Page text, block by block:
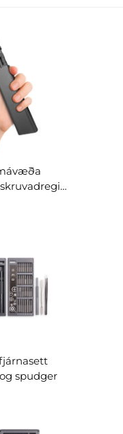
S2
og
spudger